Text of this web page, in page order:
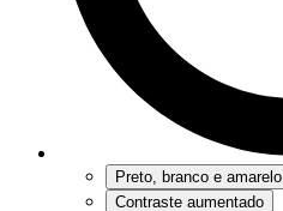
Preto, branco e amarelo
Contraste aumentado